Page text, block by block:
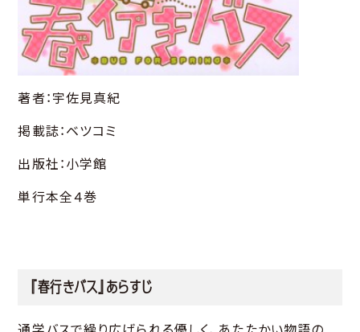
著者：宇佐見真紀
掲載誌：ベツコミ
出版社：小学館
単行本全４巻
『春行きバス』あらすじ